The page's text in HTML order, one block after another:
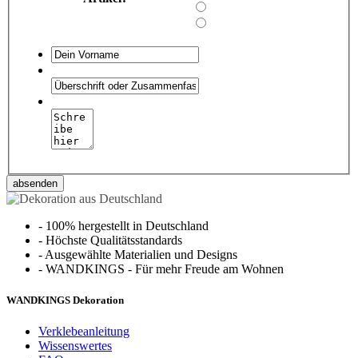
absenden
- 100% hergestellt in Deutschland
- Höchste Qualitätsstandards
- Ausgewählte Materialien und Designs
- WANDKINGS - Für mehr Freude am Wohnen
WANDKINGS Dekoration
Verklebeanleitung
Wissenswertes